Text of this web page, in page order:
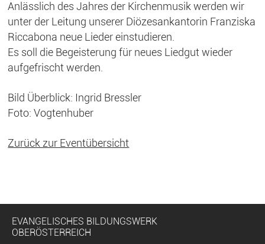
Anlässlich des Jahres der Kirchenmusik werden wir
unter der Leitung unserer Diözesankantorin Franziska
Riccabona neue Lieder einstudieren.
Es soll die Begeisterung für neues Liedgut wieder
aufgefrischt werden.
Bild Überblick: Ingrid Bressler
Foto: Vogtenhuber
Zurück zur Eventübersicht
EVANGELISCHES BILDUNGSWERK
OBERÖSTERREICH